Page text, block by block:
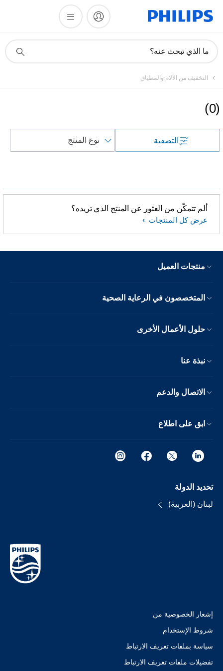
دعم
ما الذي تبحث عنه؟
التخفيف من الآلام والمطياق
(
0
)
التصفية
حسب
ألم تتمكّن من العثور عن المنتج الذي تريده؟
عرض كل المنتجات
منتجات العميل
المتخصصون في الرعاية الصحية
حلول الأعمال الأخرى
نبذة عنا
الاتصال والدعم
ابق على اطلاع
تحديد الدولة
لبنان (العربية)
إشعار الخصوصية من
شروط الإستخدام
سياسة بملفات تعريف الارتباط
تفضيلات ملفات تعريف الارتباط